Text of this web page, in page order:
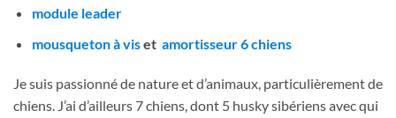
module leader
mousqueton à viset amortisseur 6 chiens
Je suis passionné de nature et d’animaux, particulièrement de
chiens. J’ai d’ailleurs 7 chiens, dont 5 husky sibériens avec qui